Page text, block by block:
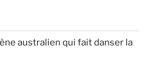
australien qui fait danser la